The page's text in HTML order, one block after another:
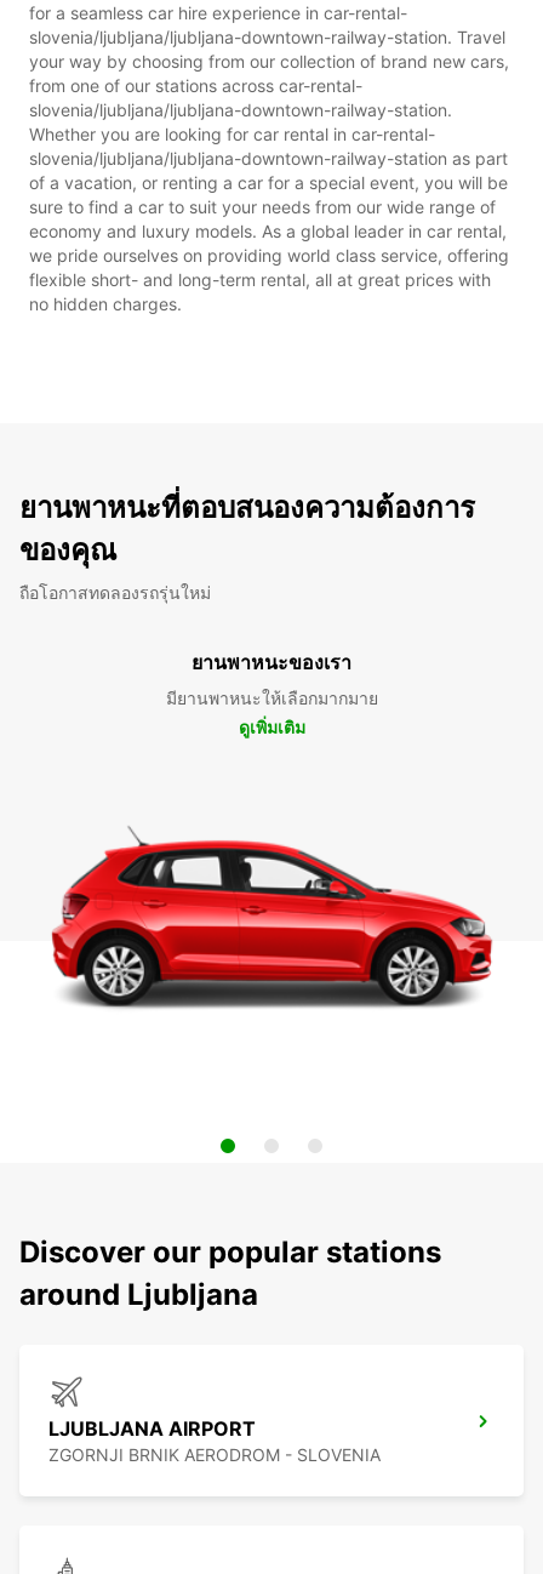
for a seamless car hire experience in car-rental-
slovenia/ljubljana/ljubljana-downtown-railway-station. Travel
your way by choosing from our collection of brand new cars,
from one of our stations across car-rental-
slovenia/ljubljana/ljubljana-downtown-railway-station.
Whether you are looking for car rental in car-rental-
slovenia/ljubljana/ljubljana-downtown-railway-station as part
of a vacation, or renting a car for a special event, you will be
sure to find a car to suit your needs from our wide range of
economy and luxury models. As a global leader in car rental,
we pride ourselves on providing world class service, offering
flexible short- and long-term rental, all at great prices with
no hidden charges.
ยานพาหนะที่ตอบสนองความต้องการ
ของคุณ
ถือโอกาสทดลองรถรุ่นใหม่
ยานพาหนะของเรา
มียานพาหนะให้เลือกมากมาย
ดูเพิ่มเติม
Discover our popular stations
around Ljubljana
LJUBLJANA AIRPORT
ZGORNJI BRNIK AERODROM - SLOVENIA